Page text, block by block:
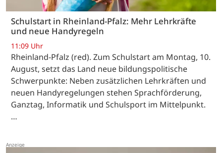
Schulstart in Rheinland-Pfalz: Mehr Lehrkräfte
und neue Handyregeln
11:09 Uhr
Rheinland-Pfalz (red). Zum Schulstart am Montag, 10.
August, setzt das Land neue bildungspolitische
Schwerpunkte: Neben zusätzlichen Lehrkräften und
neuen Handyregelungen stehen Sprachförderung,
Ganztag, Informatik und Schulsport im Mittelpunkt.
…